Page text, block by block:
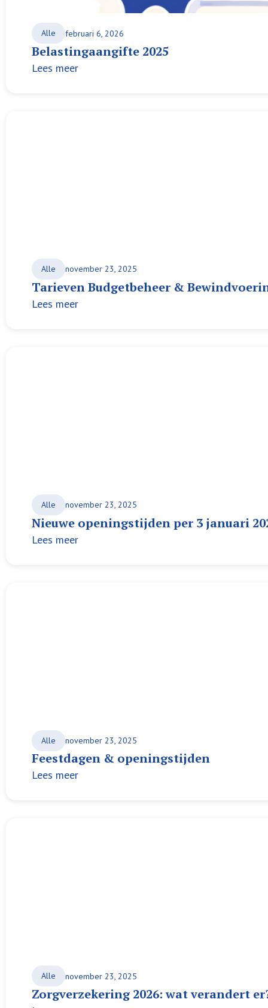
Alle februari 6, 2026
Belastingaangifte 2025
Lees meer
Alle november 23, 2025
Tarieven Budgetbeheer &
Lees meer
Alle november 23, 2025
Nieuwe openingstijden per 3 januari
Lees meer
Alle november 23, 2025
Feestdagen & openingstijden
Lees meer
Alle november 23, 2025
Zorgverzekering 2026: wat verandert